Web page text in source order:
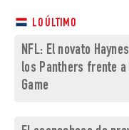
LO ÚLTIMO
NFL: El novato
los Panthers frente
Game